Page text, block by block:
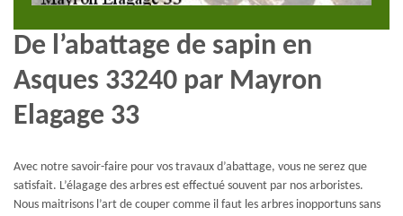
De l’abattage de sapin en
Asques 33240 par Mayron
Elagage 33
Avec notre savoir-faire pour vos travaux d’abattage, vous ne serez que
satisfait. L’élagage des arbres est effectué souvent par nos arboristes.
Nous maitrisons l’art de couper comme il faut les arbres inopportuns sans